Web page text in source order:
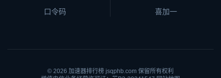
口令码
喜加一
© 2026 加速器排行榜 jsqphb.com 保留所有权利